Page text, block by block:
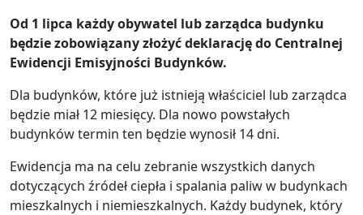
Od 1 lipca każdy obywatel lub zarządca budynku
będzie zobowiązany złożyć deklarację do Centralnej
Ewidencji Emisyjności Budynków.
Dla budynków, które już istnieją właściciel lub zarządca
będzie miał 12 miesięcy. Dla nowo powstałych
budynków termin ten będzie wynosił 14 dni.
Ewidencja ma na celu zebranie wszystkich danych
dotyczących źródeł ciepła i spalania paliw w budynkach
mieszkalnych i niemieszkalnych. Każdy budynek, który